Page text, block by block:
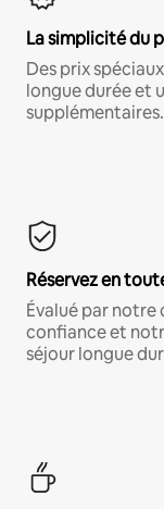
La simplicité du
Des prix
longue durée et
Réservez en
Évalué par
confiance et
séjour longue